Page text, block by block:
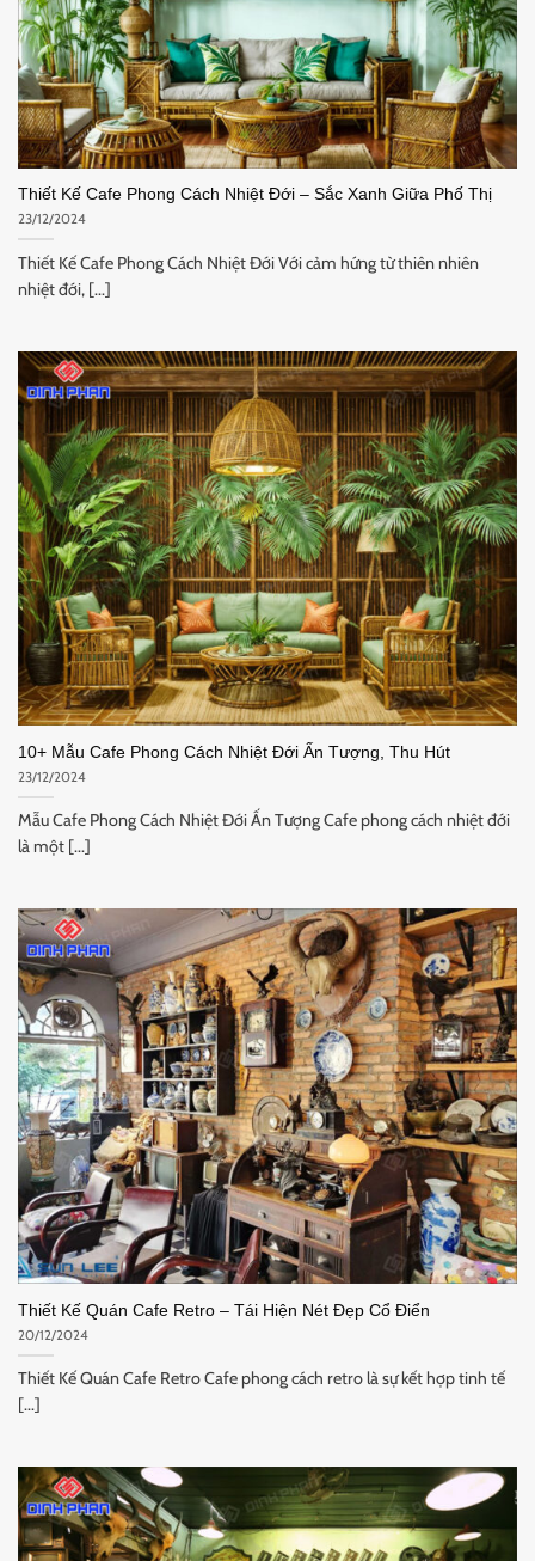
Thiết Kế Cafe Phong Cách Nhiệt Đới – Sắc Xanh Giữa Phố Thị
23/12/2024
Thiết Kế Cafe Phong Cách Nhiệt Đới Với cảm hứng từ thiên nhiên
nhiệt đới, [...]
10+ Mẫu Cafe Phong Cách Nhiệt Đới Ấn Tượng, Thu Hút
23/12/2024
Mẫu Cafe Phong Cách Nhiệt Đới Ấn Tượng Cafe phong cách nhiệt đới
là một [...]
Thiết Kế Quán Cafe Retro – Tái Hiện Nét Đẹp Cổ Điển
20/12/2024
Thiết Kế Quán Cafe Retro Cafe phong cách retro là sự kết hợp tinh tế
[...]